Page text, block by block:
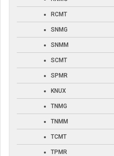
RCMT
SNMG
SNMM
SCMT
SPMR
KNUX
TNMG
TNMM
TCMT
TPMR